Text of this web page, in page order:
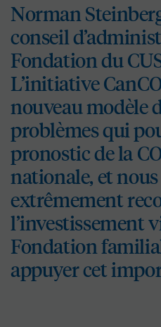
Norman
conseil
Fondation du
L’initiative
nouveau modèle
problèmes qui
pronostic de la
nationale, et
extrêmement
l’investissement
Fondation
appuyer cet